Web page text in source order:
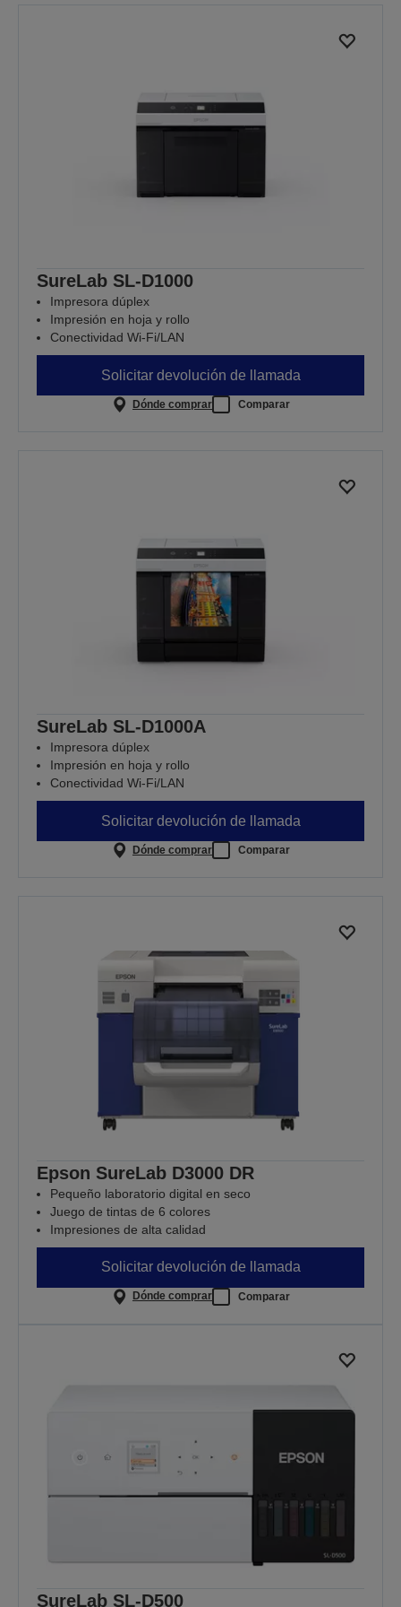
SureLab SL-D1000
Impresora dúplex
Impresión en hoja y rollo
Conectividad Wi-Fi/LAN
Solicitar devolución de llamada
Dónde comprar Comparar
SureLab SL-D1000A
Impresora dúplex
Impresión en hoja y rollo
Conectividad Wi-Fi/LAN
Solicitar devolución de llamada
Dónde comprar Comparar
Epson SureLab D3000 DR
Pequeño laboratorio digital en seco
Juego de tintas de 6 colores
Impresiones de alta calidad
Solicitar devolución de llamada
Dónde comprar Comparar
SureLab SL-D500